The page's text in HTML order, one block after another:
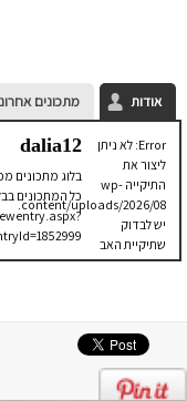
אודות מתכונים
Error: לא ניתן
ליצור את
התיקייה wp-
content/uploads/2026/08.
יש לבדוק
שתיקיית האב
שלה ניתנת
dalia12
בלוג מתכונים
כל המתכונים